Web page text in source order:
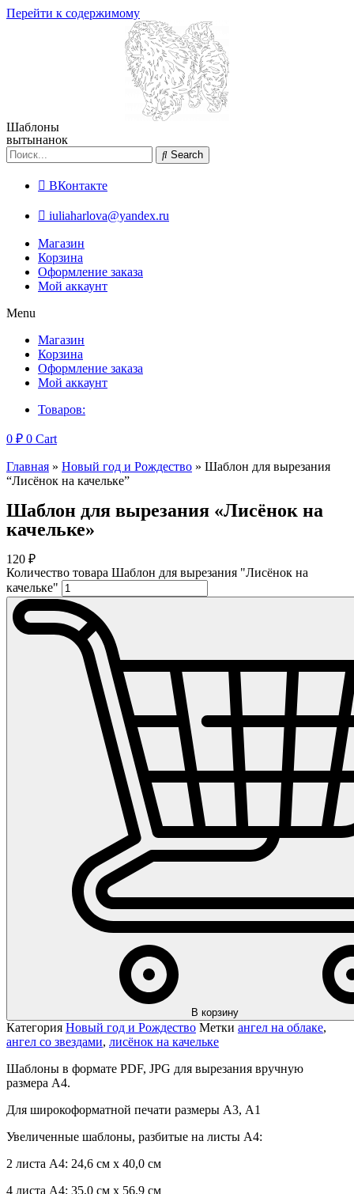
Перейти к содержимому
Шаблоны
вытынанок
Search
ВКонтакте
iuliaharlova@yandex.ru
Магазин
Корзина
Оформление заказа
Мой аккаунт
Menu
Магазин
Корзина
Оформление заказа
Мой аккаунт
Товаров:
0 ₽ 0 Cart
Главная » Новый год и Рождество » Шаблон для вырезания
“Лисёнок на качельке”
Шаблон для вырезания «Лисёнок на
качельке»
120 ₽
Количество товара Шаблон для вырезания "Лисёнок на
качельке"
В корзину
Категория Новый год и Рождество Метки ангел на облаке,
ангел со звездами, лисёнок на качельке
Шаблоны в формате PDF, JPG для вырезания вручную
размера А4.
Для широкоформатной печати размеры А3, А1
Увеличенные шаблоны, разбитые на листы А4:
2 листа А4: 24,6 см х 40,0 см
4 листа А4: 35,0 см х 56,9 см